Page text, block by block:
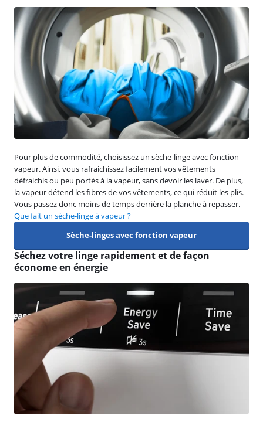
Pour plus de commodité, choisissez un sèche-linge avec fonction
vapeur. Ainsi, vous rafraichissez facilement vos vêtements
défraichis ou peu portés à la vapeur, sans devoir les laver. De plus,
la vapeur détend les fibres de vos vêtements, ce qui réduit les plis.
Vous passez donc moins de temps derrière la planche à repasser.
Que fait un sèche-linge à vapeur ?
Sèche-linges avec fonction vapeur
Séchez votre linge rapidement et de façon
économe en énergie